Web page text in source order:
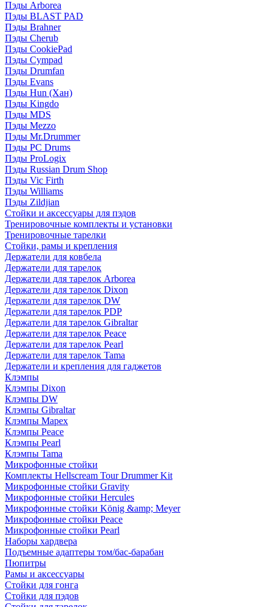
Пэды Arborea
Пэды BLAST PAD
Пэды Brahner
Пэды Cherub
Пэды CookiePad
Пэды Cympad
Пэды Drumfan
Пэды Evans
Пэды Hun (Хан)
Пэды Kingdo
Пэды MDS
Пэды Mezzo
Пэды Mr.Drummer
Пэды PC Drums
Пэды ProLogix
Пэды Russian Drum Shop
Пэды Vic Firth
Пэды Williams
Пэды Zildjian
Стойки и аксессуары для пэдов
Тренировочные комплекты и установки
Тренировочные тарелки
Стойки, рамы и крепления
Держатели для ковбела
Держатели для тарелок
Держатели для тарелок Arborea
Держатели для тарелок Dixon
Держатели для тарелок DW
Держатели для тарелок PDP
Держатели для тарелок Gibraltar
Держатели для тарелок Peace
Держатели для тарелок Pearl
Держатели для тарелок Tama
Держатели и крепления для гаджетов
Клэмпы
Клэмпы Dixon
Клэмпы DW
Клэмпы Gibraltar
Клэмпы Mapex
Клэмпы Peace
Клэмпы Pearl
Клэмпы Tama
Микрофонные стойки
Комплекты Hellscream Tour Drummer Kit
Микрофонные стойки Gravity
Микрофонные стойки Hercules
Микрофонные стойки König &amp; Meyer
Микрофонные стойки Peace
Микрофонные стойки Pearl
Наборы хардвера
Подъемные адаптеры том/бас-барабан
Пюпитры
Рамы и аксессуары
Стойки для гонга
Стойки для пэдов